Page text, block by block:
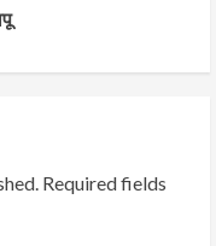
Required fields